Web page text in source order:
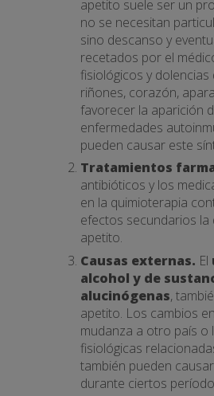
apetito suele ser un
no se necesitan
sino descanso y
recetados por el
fisiológicos y dolencias
riñones, corazón,
favorecer la aparición
enfermedades
pueden causar este
Tratamientos
antibióticos y los
en la quimioterapia
efectos secundarios la
apetito.
Causas externas. El
alcohol y de
alucinógenas,
apetito. Los cambios
mudanza a otro país o
fisiológicas
también pueden
durante ciertos